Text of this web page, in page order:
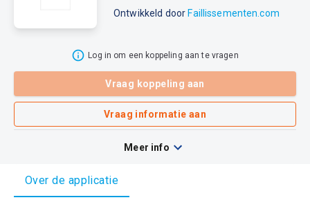
Ontwikkeld door Faillissementen.com
Log in om een koppeling aan te vragen
Vraag koppeling aan
Vraag informatie aan
Meer info
Over de applicatie